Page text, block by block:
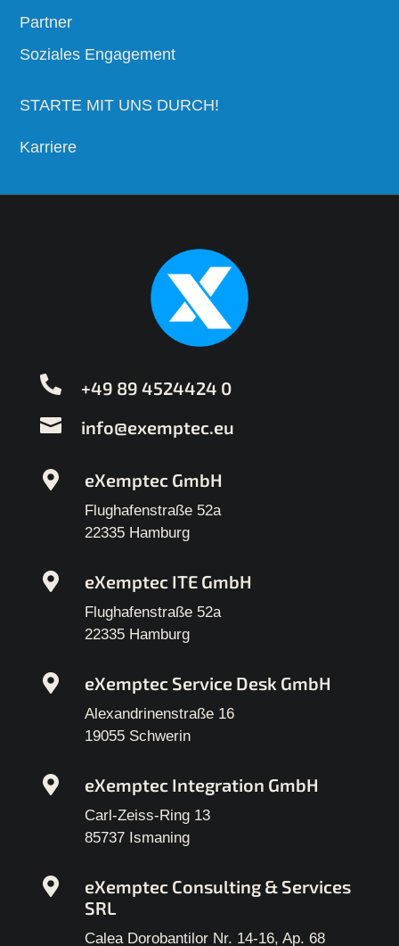
Partner
Soziales Engagement
STARTE MIT UNS DURCH!
Karriere
+49 89 4524424 0
info@exemptec.eu
eXemptec GmbH
Flughafenstraße 52a
22335 Hamburg
eXemptec ITE GmbH
Flughafenstraße 52a
22335 Hamburg
eXemptec Service Desk GmbH
Alexandrinenstraße 16
19055 Schwerin
eXemptec Integration GmbH
Carl-Zeiss-Ring 13
85737 Ismaning
eXemptec Consulting & Services
SRL
Calea Dorobantilor Nr. 14-16, Ap. 68